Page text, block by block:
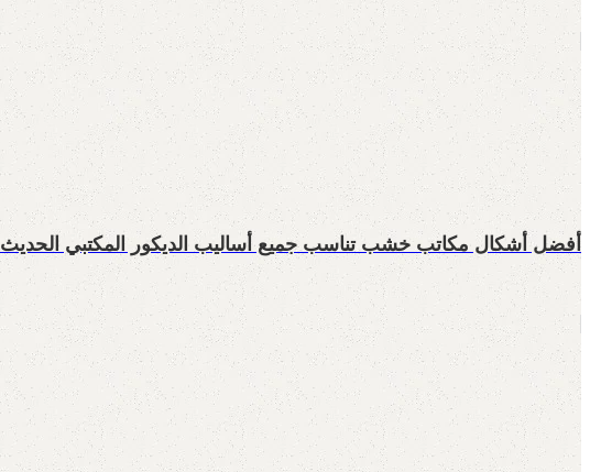
أفضل أشكال مكاتب خشب تناسب جميع أساليب الديكور المكتبي الحديث